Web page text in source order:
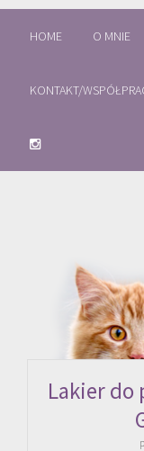
HOME O MNIE
KONTAKT/
Lakier do